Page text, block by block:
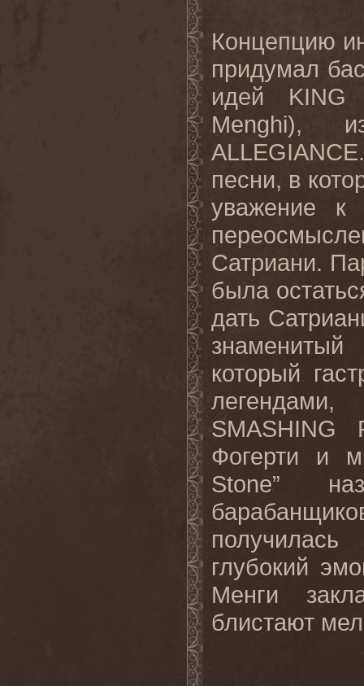
Концепцию
придумал
идей KING
Menghi),
ALLEGIANCE
песни, в
уважение к
Сатриани.
была
дать
знаменитый
который
легендами
SMASHING
Фогерти
и
Stone”
глубокий
Менги
блистают